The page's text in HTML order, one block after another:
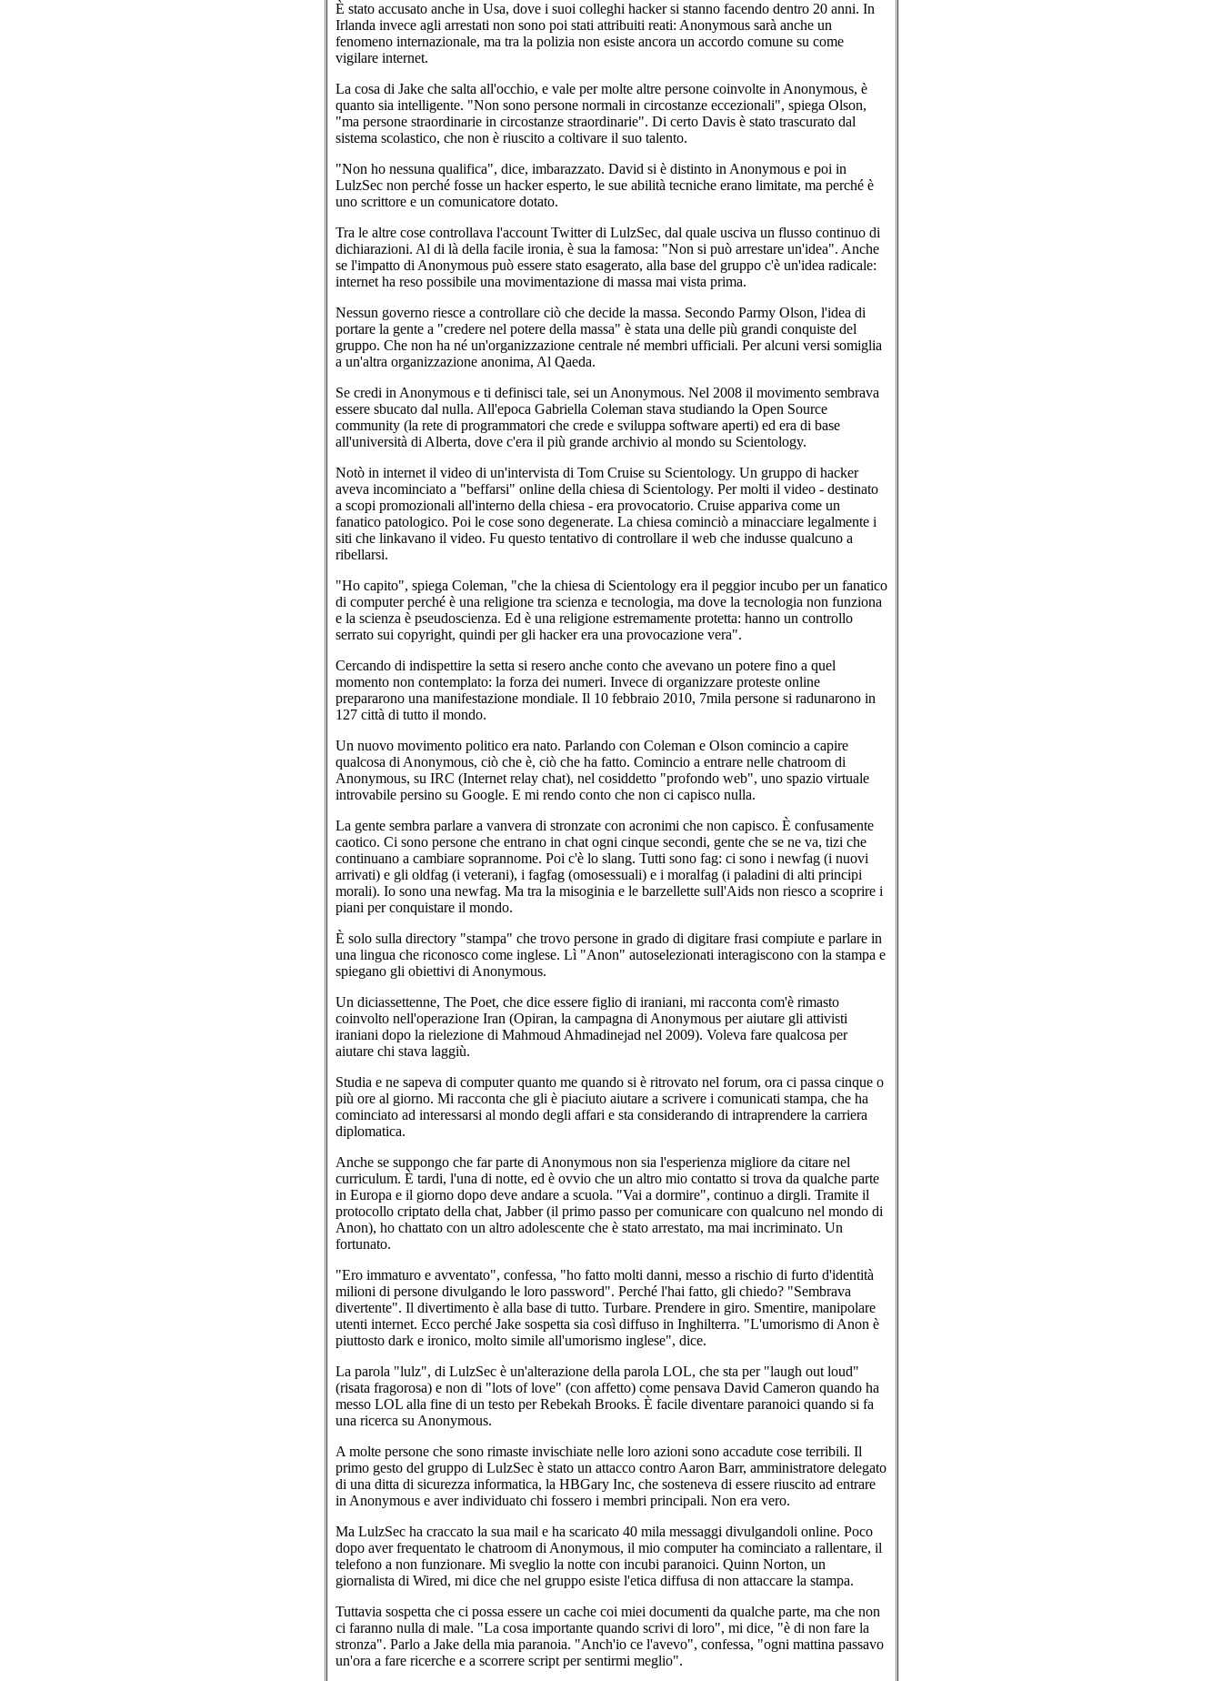
È stato accusato anche in Usa, dove i suoi colleghi hacker si stanno facendo dentro 20 anni. In
Irlanda invece agli arrestati non sono poi stati attribuiti reati: Anonymous sarà anche un
fenomeno internazionale, ma tra la polizia non esiste ancora un accordo comune su come
vigilare internet.
La cosa di Jake che salta all'occhio, e vale per molte altre persone coinvolte in Anonymous, è
quanto sia intelligente. "Non sono persone normali in circostanze eccezionali", spiega Olson,
"ma persone straordinarie in circostanze straordinarie". Di certo Davis è stato trascurato dal
sistema scolastico, che non è riuscito a coltivare il suo talento.
"Non ho nessuna qualifica", dice, imbarazzato. David si è distinto in Anonymous e poi in
LulzSec non perché fosse un hacker esperto, le sue abilità tecniche erano limitate, ma perché è
uno scrittore e un comunicatore dotato.
Tra le altre cose controllava l'account Twitter di LulzSec, dal quale usciva un flusso continuo di
dichiarazioni. Al di là della facile ironia, è sua la famosa: "Non si può arrestare un'idea". Anche
se l'impatto di Anonymous può essere stato esagerato, alla base del gruppo c'è un'idea radicale:
internet ha reso possibile una movimentazione di massa mai vista prima.
Nessun governo riesce a controllare ciò che decide la massa. Secondo Parmy Olson, l'idea di
portare la gente a "credere nel potere della massa" è stata una delle più grandi conquiste del
gruppo. Che non ha né un'organizzazione centrale né membri ufficiali. Per alcuni versi somiglia
a un'altra organizzazione anonima, Al Qaeda.
Se credi in Anonymous e ti definisci tale, sei un Anonymous. Nel 2008 il movimento sembrava
essere sbucato dal nulla. All'epoca Gabriella Coleman stava studiando la Open Source
community (la rete di programmatori che crede e sviluppa software aperti) ed era di base
all'università di Alberta, dove c'era il più grande archivio al mondo su Scientology.
Notò in internet il video di un'intervista di Tom Cruise su Scientology. Un gruppo di hacker
aveva incominciato a "beffarsi" online della chiesa di Scientology. Per molti il video - destinato
a scopi promozionali all'interno della chiesa - era provocatorio. Cruise appariva come un
fanatico patologico. Poi le cose sono degenerate. La chiesa cominciò a minacciare legalmente i
siti che linkavano il video. Fu questo tentativo di controllare il web che indusse qualcuno a
ribellarsi.
"Ho capito", spiega Coleman, "che la chiesa di Scientology era il peggior incubo per un fanatico
di computer perché è una religione tra scienza e tecnologia, ma dove la tecnologia non funziona
e la scienza è pseudoscienza. Ed è una religione estremamente protetta: hanno un controllo
serrato sui copyright, quindi per gli hacker era una provocazione vera".
Cercando di indispettire la setta si resero anche conto che avevano un potere fino a quel
momento non contemplato: la forza dei numeri. Invece di organizzare proteste online
prepararono una manifestazione mondiale. Il 10 febbraio 2010, 7mila persone si radunarono in
127 città di tutto il mondo.
Un nuovo movimento politico era nato. Parlando con Coleman e Olson comincio a capire
qualcosa di Anonymous, ciò che è, ciò che ha fatto. Comincio a entrare nelle chatroom di
Anonymous, su IRC (Internet relay chat), nel cosiddetto "profondo web", uno spazio virtuale
introvabile persino su Google. E mi rendo conto che non ci capisco nulla.
La gente sembra parlare a vanvera di stronzate con acronimi che non capisco. È confusamente
caotico. Ci sono persone che entrano in chat ogni cinque secondi, gente che se ne va, tizi che
continuano a cambiare soprannome. Poi c'è lo slang. Tutti sono fag: ci sono i newfag (i nuovi
arrivati) e gli oldfag (i veterani), i fagfag (omosessuali) e i moralfag (i paladini di alti principi
morali). Io sono una newfag. Ma tra la misoginia e le barzellette sull'Aids non riesco a scoprire i
piani per conquistare il mondo.
È solo sulla directory "stampa" che trovo persone in grado di digitare frasi compiute e parlare in
una lingua che riconosco come inglese. Lì "Anon" autoselezionati interagiscono con la stampa e
spiegano gli obiettivi di Anonymous.
Un diciassettenne, The Poet, che dice essere figlio di iraniani, mi racconta com'è rimasto
coinvolto nell'operazione Iran (Opiran, la campagna di Anonymous per aiutare gli attivisti
iraniani dopo la rielezione di Mahmoud Ahmadinejad nel 2009). Voleva fare qualcosa per
aiutare chi stava laggiù.
Studia e ne sapeva di computer quanto me quando si è ritrovato nel forum, ora ci passa cinque o
più ore al giorno. Mi racconta che gli è piaciuto aiutare a scrivere i comunicati stampa, che ha
cominciato ad interessarsi al mondo degli affari e sta considerando di intraprendere la carriera
diplomatica.
Anche se suppongo che far parte di Anonymous non sia l'esperienza migliore da citare nel
curriculum. È tardi, l'una di notte, ed è ovvio che un altro mio contatto si trova da qualche parte
in Europa e il giorno dopo deve andare a scuola. "Vai a dormire", continuo a dirgli. Tramite il
protocollo criptato della chat, Jabber (il primo passo per comunicare con qualcuno nel mondo di
Anon), ho chattato con un altro adolescente che è stato arrestato, ma mai incriminato. Un
fortunato.
"Ero immaturo e avventato", confessa, "ho fatto molti danni, messo a rischio di furto d'identità
milioni di persone divulgando le loro password". Perché l'hai fatto, gli chiedo? "Sembrava
divertente". Il divertimento è alla base di tutto. Turbare. Prendere in giro. Smentire, manipolare
utenti internet. Ecco perché Jake sospetta sia così diffuso in Inghilterra. "L'umorismo di Anon è
piuttosto dark e ironico, molto simile all'umorismo inglese", dice.
La parola "lulz", di LulzSec è un'alterazione della parola LOL, che sta per "laugh out loud"
(risata fragorosa) e non di "lots of love" (con affetto) come pensava David Cameron quando ha
messo LOL alla fine di un testo per Rebekah Brooks. È facile diventare paranoici quando si fa
una ricerca su Anonymous.
A molte persone che sono rimaste invischiate nelle loro azioni sono accadute cose terribili. Il
primo gesto del gruppo di LulzSec è stato un attacco contro Aaron Barr, amministratore delegato
di una ditta di sicurezza informatica, la HBGary Inc, che sosteneva di essere riuscito ad entrare
in Anonymous e aver individuato chi fossero i membri principali. Non era vero.
Ma LulzSec ha craccato la sua mail e ha scaricato 40 mila messaggi divulgandoli online. Poco
dopo aver frequentato le chatroom di Anonymous, il mio computer ha cominciato a rallentare, il
telefono a non funzionare. Mi sveglio la notte con incubi paranoici. Quinn Norton, un
giornalista di Wired, mi dice che nel gruppo esiste l'etica diffusa di non attaccare la stampa.
Tuttavia sospetta che ci possa essere un cache coi miei documenti da qualche parte, ma che non
ci faranno nulla di male. "La cosa importante quando scrivi di loro", mi dice, "è di non fare la
stronza". Parlo a Jake della mia paranoia. "Anch'io ce l'avevo", confessa, "ogni mattina passavo
un'ora a fare ricerche e a scorrere script per sentirmi meglio".